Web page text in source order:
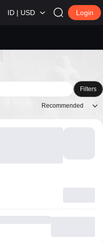
ID | USD Login
Filters
Recommended